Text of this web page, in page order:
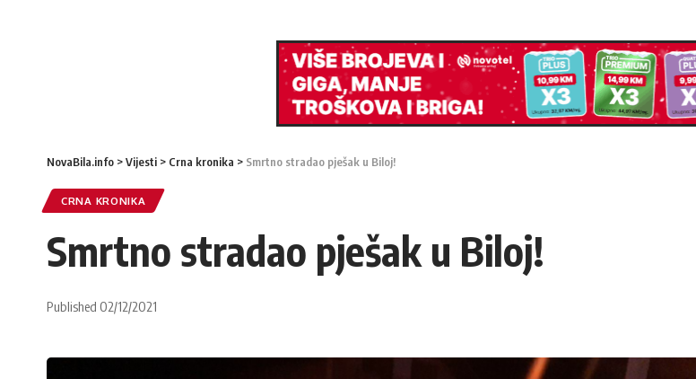
NovaBila.info >Vijesti > Crna kronika > Smrtno stradao pješak u Biloj!
CRNA KRONIKA
Smrtno stradao pješak u Biloj!
Published 02/12/2021